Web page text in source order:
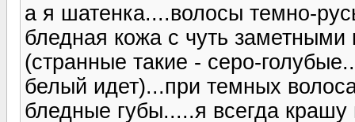
а я шатенка....волосы темно-
бледная кожа с чуть
(странные такие - серо-
белый идет)...при темных
бледные губы.....я всегда